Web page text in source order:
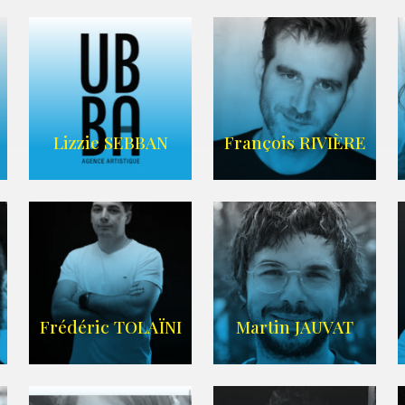
FRANCE
CASCADE
AGENCE VMA
Lizzie SEBBAN
AGENCE UBBA
François RIVIÈRE
LIEN IMDB
Frédéric TOLAÏNI Martin JAUVAT